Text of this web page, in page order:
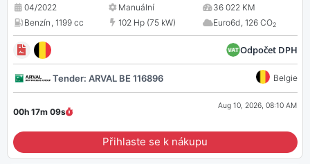
04/2022 Manuální
36 022 KM
Benzín, 1199 cc 102 Hp (75 kW) Euro6d, 126 CO2
Odpočet DPH
Tender: ARVAL BE 116896 Belgie
00h 17m 08s
Aug 10, 2026, 08:10 AM
Přihlaste se k nákupu